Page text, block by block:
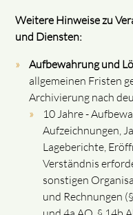
Weitere Hinweise zu
und Diensten:
Aufbewahrung und
allgemeinen Fristen
Archivierung nach
10 Jahre -
Aufzeichnungen,
Lageberichte,
Verständnis
sonstigen
und Rechnungen